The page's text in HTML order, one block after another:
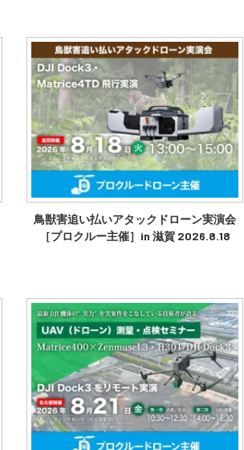
鳥獣害追い払いアタックドローン実演会
［プロクルー主催］in 滋賀 2026.8.18